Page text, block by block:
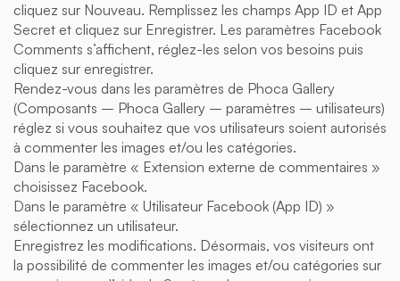
cliquez sur Nouveau. Remplissez les champs App ID et App
Secret et cliquez sur Enregistrer. Les paramètres Facebook
Comments s’affichent, réglez-les selon vos besoins puis
cliquez sur enregistrer.
Rendez-vous dans les paramètres de Phoca Gallery
(Composants – Phoca Gallery – paramètres – utilisateurs)
réglez si vous souhaitez que vos utilisateurs soient autorisés
à commenter les images et/ou les catégories.
Dans le paramètre « Extension externe de commentaires »
choisissez Facebook.
Dans le paramètre « Utilisateur Facebook (App ID) »
sélectionnez un utilisateur.
Enregistrez les modifications. Désormais, vos visiteurs ont
la possibilité de commenter les images et/ou catégories sur